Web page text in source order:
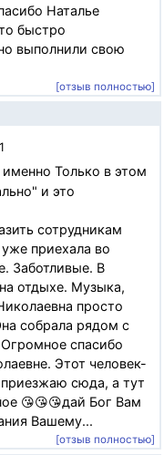
Наталье
быстро
выполнили свою
[отзыв полностью]
Только в этом
и это
сотрудникам
приехала во
Заботливые. В
отдыхе. Музыка,
просто
собрала рядом с
спасибо
Этот человек-
сюда, а тут
😘😘😘дай Бог Вам
Вашему...
[отзыв полностью]